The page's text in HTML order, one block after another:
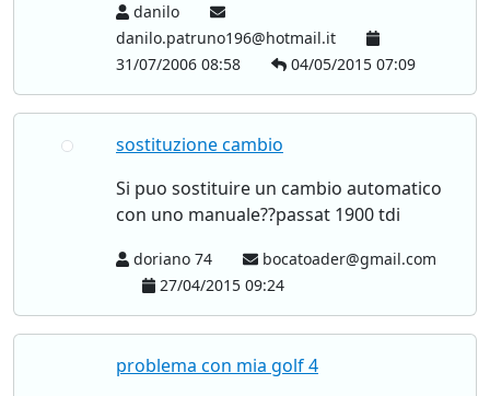
danilo
danilo.patruno196@hotmail.it
31/07/2006 08:58
04/05/2015 07:09
sostituzione cambio
Si puo sostituire un cambio automatico
con uno manuale??passat 1900 tdi
doriano 74
bocatoader@gmail.com
27/04/2015 09:24
problema con mia golf 4